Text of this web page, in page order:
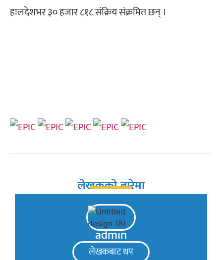
हालदेशभर ३० हजार ८१८ संक्रिय संक्रमित छन् ।
लेखकको बारेमा
admin
लेखकबाट थप